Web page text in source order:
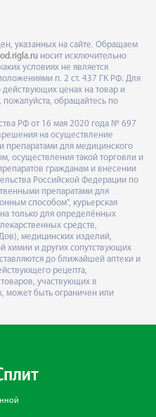
указанных на сайте. Обращаем
носит исключительно
условиях не является
п. 2 ст. 437 ГК РФ. Для
ценах на товар и
пожалуйста, обращайтесь по
РФ от 16 мая 2020 года № 697
на осуществление
препаратами для медицинского
осуществления такой торговли и
гражданам и внесении
Российской Федерации по
препаратами для
способом", курьерская
только для определённых
средств,
медицинских изделий,
химии и других сопутствующих
до ближайшей аптеки и
рецепта,
участвующих в
может быть ограничен или